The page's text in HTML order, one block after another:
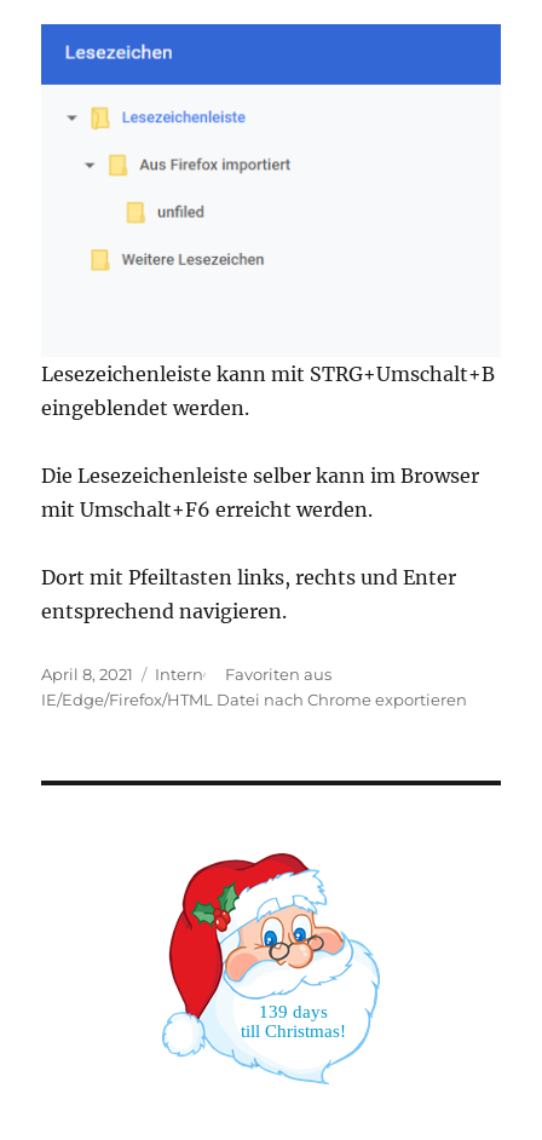
Lesezeichenleiste kann mit STRG+Umschalt+B
eingeblendet werden.
Die Lesezeichenleiste selber kann im Browser
mit Umschalt+F6 erreicht werden.
Dort mit Pfeiltasten links, rechts und Enter
entsprechend navigieren.
Veröffentlicht
am
April 8, 2021 Schlagwörter
Internet-Favoriten aus
IE/Edge/Firefox/HTML Datei nach Chrome exportieren
139 days
till Christmas!